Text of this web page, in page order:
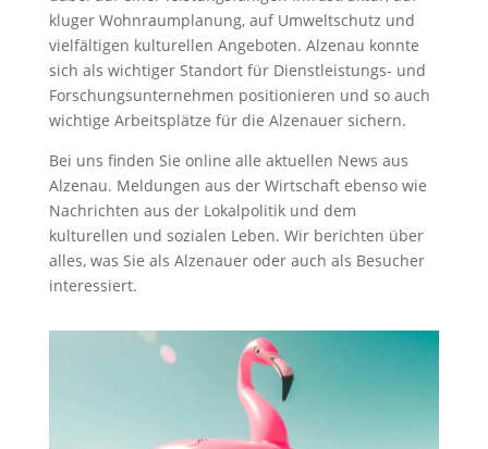
kluger Wohnraumplanung, auf Umweltschutz und
vielfältigen kulturellen Angeboten. Alzenau konnte
sich als wichtiger Standort für Dienstleistungs- und
Forschungsunternehmen positionieren und so auch
wichtige Arbeitsplätze für die Alzenauer sichern.
Bei uns finden Sie online alle aktuellen News aus
Alzenau. Meldungen aus der Wirtschaft ebenso wie
Nachrichten aus der Lokalpolitik und dem
kulturellen und sozialen Leben. Wir berichten über
alles, was Sie als Alzenauer oder auch als Besucher
interessiert.